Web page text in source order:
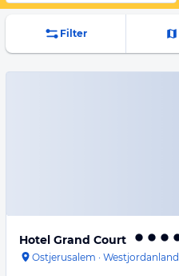
Filter
Hotel Grand Court
Ostjerusalem · Westjordanland